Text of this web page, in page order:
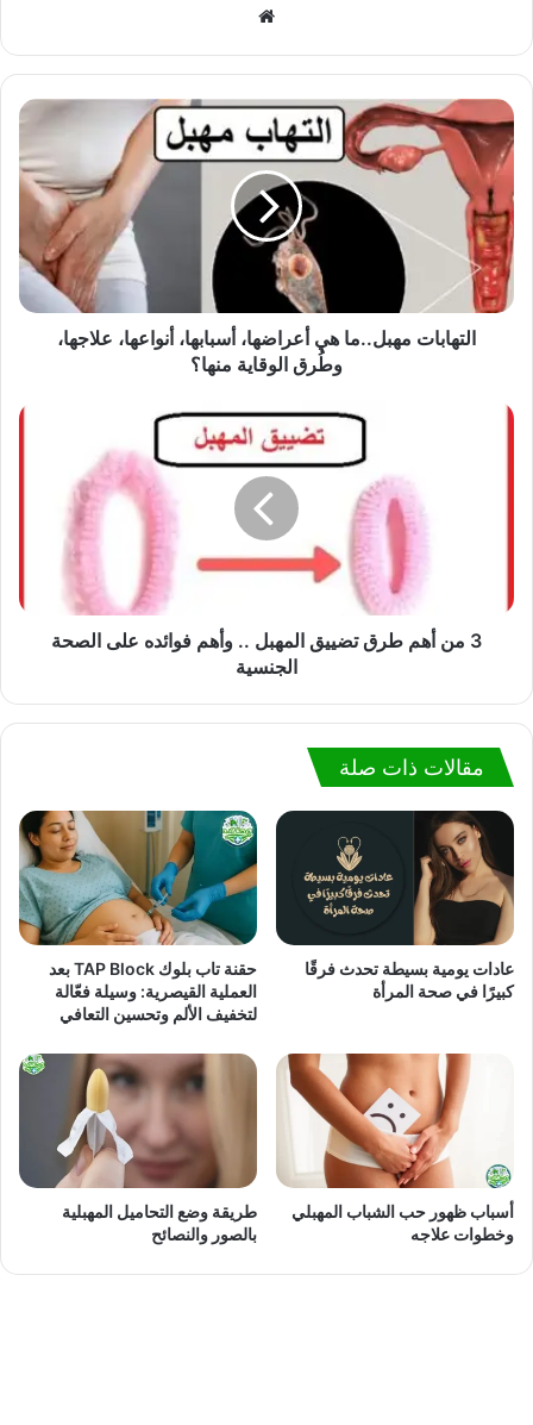
التهابات مهبل..ما هي أعراضها، أسبابها، أنواعها، علاجها،
وطُرق الوقاية منها؟
3 من أهم طرق تضييق المهبل .. وأهم فوائده على الصحة
الجنسية
مقالات ذات صلة
عادات يومية بسيطة تحدث فرقًا
كبيرًا في صحة المرأة
حقنة تاب بلوك TAP Block بعد
العملية القيصرية: وسيلة فعّالة
لتخفيف الألم وتحسين التعافي
أسباب ظهور حب الشباب المهبلي
وخطوات علاجه
طريقة وضع التحاميل المهبلية
بالصور والنصائح